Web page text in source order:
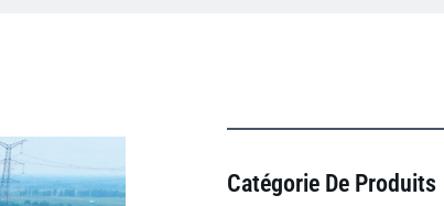
Catégorie De Produits